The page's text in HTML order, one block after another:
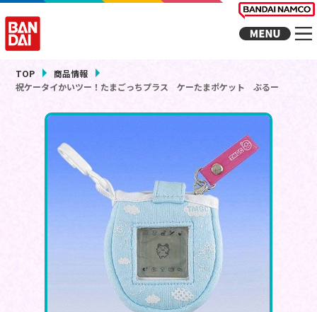
TOP
商品情報
祝ケータイかいツー！たまごっちプラス ケーたまポケット ぶるー